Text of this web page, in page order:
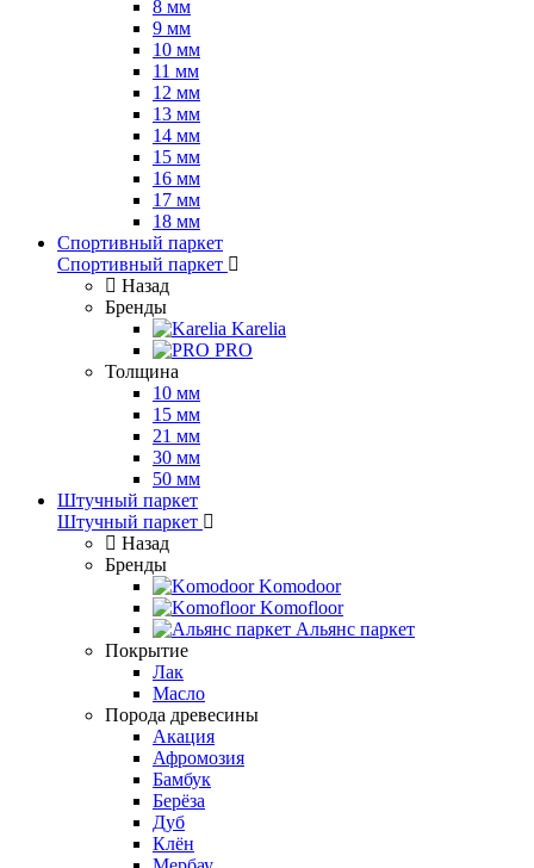
8 мм
9 мм
10 мм
11 мм
12 мм
13 мм
14 мм
15 мм
16 мм
17 мм
18 мм
Спортивный паркет
Спортивный паркет
Назад
Бренды
Karelia
PRO
Толщина
10 мм
15 мм
21 мм
30 мм
50 мм
Штучный паркет
Штучный паркет
Назад
Бренды
Komodoor
Komofloor
Альянс паркет
Покрытие
Лак
Масло
Порода древесины
Акация
Афромозия
Бамбук
Берёза
Дуб
Клён